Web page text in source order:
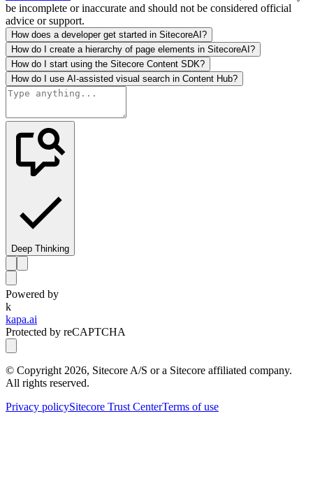
be incomplete or inaccurate and should not be considered official
advice or support.
How does a developer get started in SitecoreAI?
How do I create a hierarchy of page elements in SitecoreAI?
How do I start using the Sitecore Content SDK?
How do I use AI-assisted visual search in Content Hub?
Deep Thinking
Powered by
k
kapa.ai
Protected by reCAPTCHA
© Copyright 2026, Sitecore A/S or a Sitecore affiliated company.
All rights reserved.
Privacy policySitecore Trust CenterTerms of use